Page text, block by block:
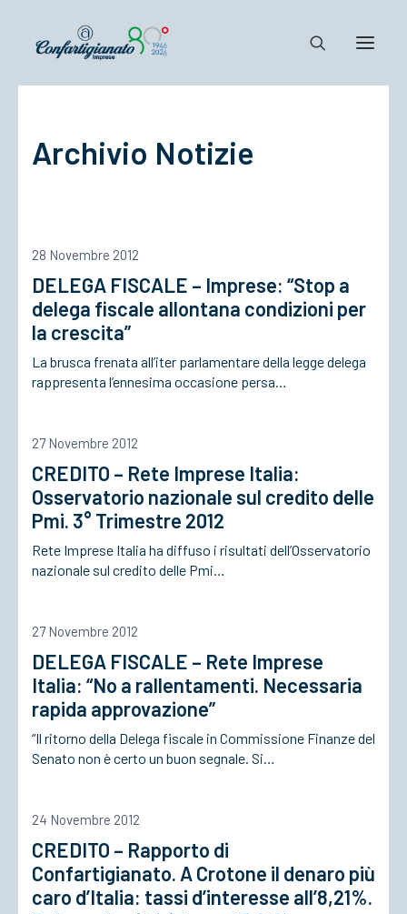
Confartigianato
Cosa Facciamo
Associarsi
Archivio Notizie
28 Novembre 2012
DELEGA FISCALE – Imprese: “Stop a
delega fiscale allontana condizioni per
la crescita”
La brusca frenata all’iter parlamentare della legge delega
rappresenta l’ennesima occasione persa…
27 Novembre 2012
CREDITO – Rete Imprese Italia:
Osservatorio nazionale sul credito delle
Pmi. 3° Trimestre 2012
Rete Imprese Italia ha diffuso i risultati dell’Osservatorio
nazionale sul credito delle Pmi…
27 Novembre 2012
DELEGA FISCALE – Rete Imprese
Italia: “No a rallentamenti. Necessaria
rapida approvazione”
“Il ritorno della Delega fiscale in Commissione Finanze del
Senato non è certo un buon segnale. Si…
24 Novembre 2012
CREDITO – Rapporto di
Confartigianato. A Crotone il denaro più
caro d’Italia: tassi d’interesse all’8,21%.